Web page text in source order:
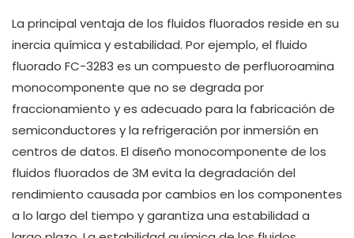
La principal ventaja de los fluidos fluorados reside en su
inercia química y estabilidad. Por ejemplo, el fluido
fluorado FC-3283 es ​​un compuesto de perfluoroamina
monocomponente que no se degrada por
fraccionamiento y es adecuado para la fabricación de
semiconductores y la refrigeración por inmersión en
centros de datos. El diseño monocomponente de los
fluidos fluorados de 3M evita la degradación del
rendimiento causada por cambios en los componentes
a lo largo del tiempo y garantiza una estabilidad a